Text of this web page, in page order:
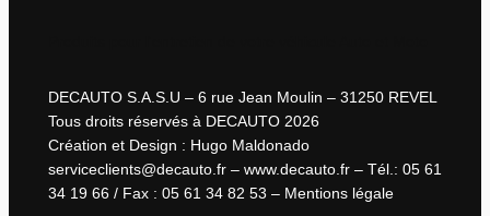
DECAUTO S.A.S.U – 6 rue Jean Moulin – 31250 REVEL
Tous droits réservés à DECAUTO 2026
Création et Design : Hugo Maldonado
serviceclients@decauto.fr – www.decauto.fr – Tél.: 05 61
34 19 66 / Fax : 05 61 34 82 53 – Mentions légale